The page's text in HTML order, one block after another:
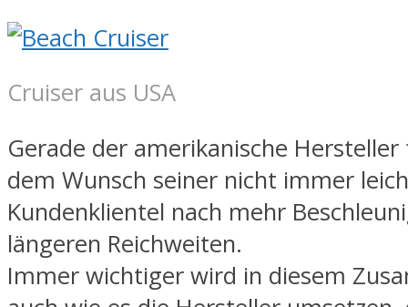
Cruiser aus USA
Gerade der amerikanische
dem Wunsch seiner nicht immer
Kundenklientel nach mehr
längeren Reichweiten.
Immer wichtiger wird in diesem